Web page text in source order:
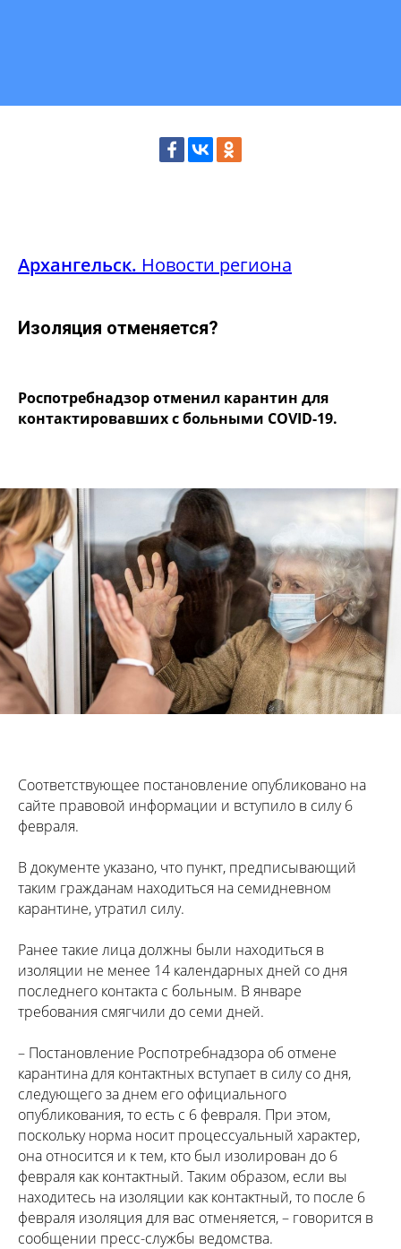
Архангельск. Новости региона
Изоляция отменяется?
Роспотребнадзор отменил карантин для
контактировавших с больными COVID-19.
Соответствующее постановление опубликовано на
сайте правовой информации и вступило в силу 6
февраля.
В документе указано, что пункт, предписывающий
таким гражданам находиться на семидневном
карантине, утратил силу.
Ранее такие лица должны были находиться в
изоляции не менее 14 календарных дней со дня
последнего контакта с больным. В январе
требования смягчили до семи дней.
– Постановление Роспотребнадзора об отмене
карантина для контактных вступает в силу со дня,
следующего за днем его официального
опубликования, то есть с 6 февраля. При этом,
поскольку норма носит процессуальный характер,
она относится и к тем, кто был изолирован до 6
февраля как контактный. Таким образом, если вы
находитесь на изоляции как контактный, то после 6
февраля изоляция для вас отменяется, – говорится в
сообщении пресс-службы ведомства.